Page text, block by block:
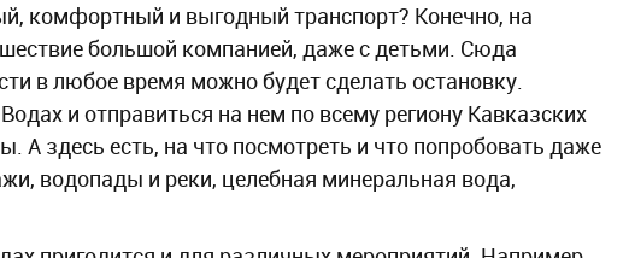
комфортный и выгодный транспорт? Конечно, на
большой компанией, даже с детьми. Сюда
в любое время можно будет сделать остановку.
и отправиться на нем по всему региону Кавказских
А здесь есть, на что посмотреть и что попробовать даже
водопады и реки, целебная минеральная вода,